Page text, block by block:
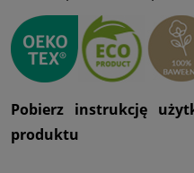
Pobierz instrukcję
produktu